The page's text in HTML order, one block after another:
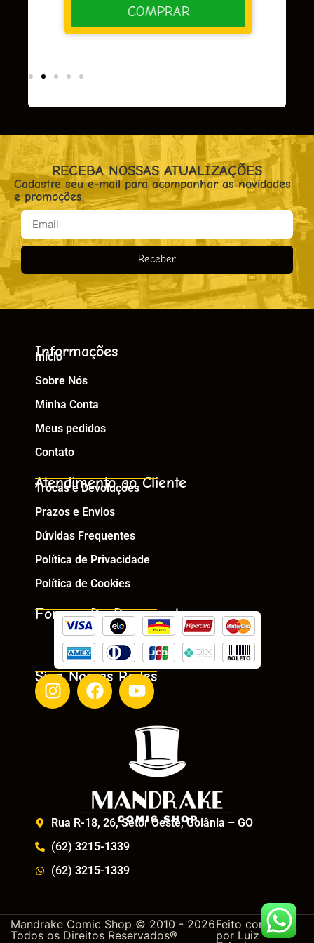
COMPRAR
RECEBA NOSSAS ATUALIZAÇÕES
Cadastre seu e-mail para acompanhar as novidades
e promoções.
Receber
Informações
Início
Sobre Nós
Minha Conta
Meus pedidos
Contato
Atendimento ao Cliente
Trocas e Devoluções
Prazos e Envios
Dúvidas Frequentes
Política de Privacidade
Política de Cookies
Formas De Pagamento
Siga Nossas Redes
Rua R-18, 26, Setor Oeste, Goiânia – GO
(62) 3215-1339
(62) 3215-1339
Mandrake Comic Shop © 2010 - 2026
Todos os Direitos Reservados®
Feito com
por Luiz